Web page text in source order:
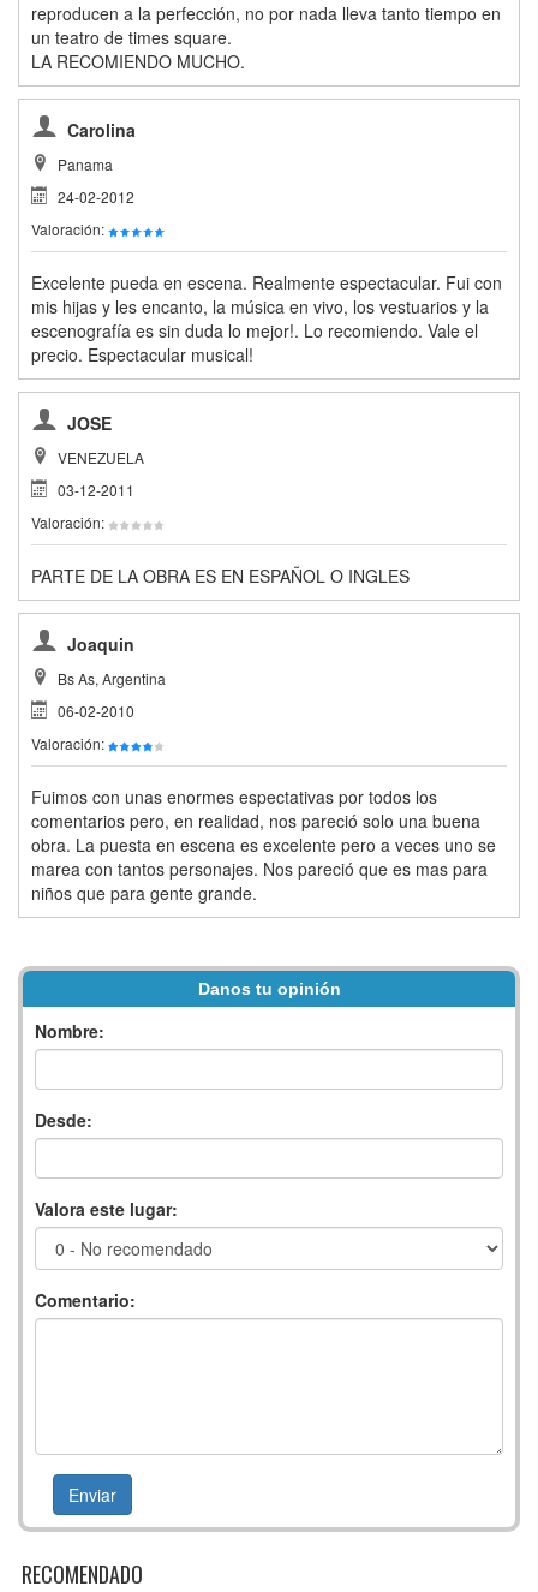
reproducen a la perfección, no por nada lleva tanto tiempo en
un teatro de times square.
LA RECOMIENDO MUCHO.
Carolina
Panama
24-02-2012
Valoración:
Excelente pueda en escena. Realmente espectacular. Fui con
mis hijas y les encanto, la música en vivo, los vestuarios y la
escenografía es sin duda lo mejor!. Lo recomiendo. Vale el
precio. Espectacular musical!
JOSE
VENEZUELA
03-12-2011
Valoración:
PARTE DE LA OBRA ES EN ESPAÑOL O INGLES
Joaquin
Bs As, Argentina
06-02-2010
Valoración:
Fuimos con unas enormes espectativas por todos los
comentarios pero, en realidad, nos pareció solo una buena
obra. La puesta en escena es excelente pero a veces uno se
marea con tantos personajes. Nos pareció que es mas para
niños que para gente grande.
Danos tu opinión
Nombre:
Desde:
Valora este lugar:
Comentario:
RECOMENDADO